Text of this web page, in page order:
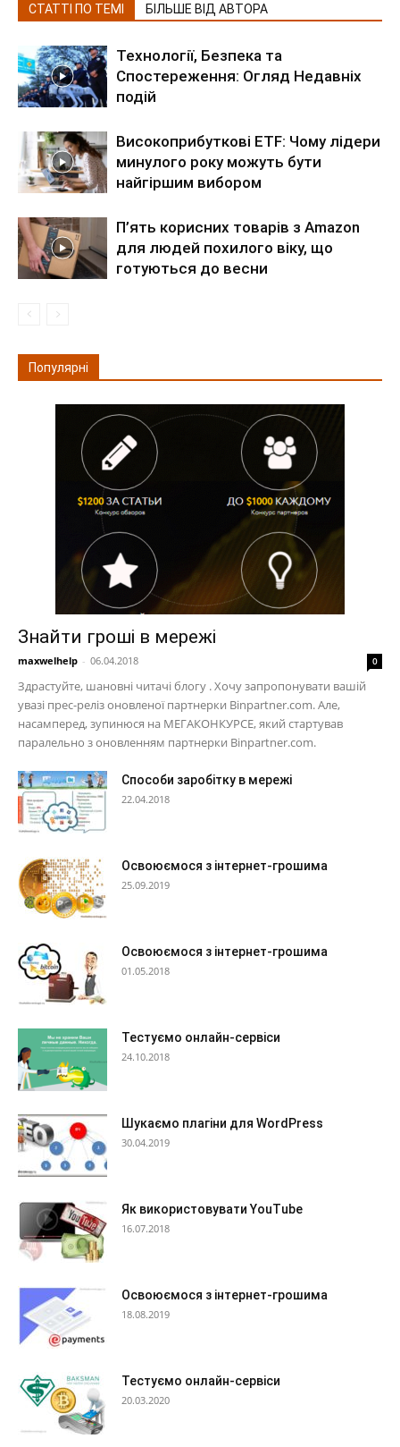
СТАТТІ ПО ТЕМІ БІЛЬШЕ ВІД АВТОРА
Технології, Безпека та
Спостереження: Огляд Недавніх
подій
Високоприбуткові ETF: Чому лідери
минулого року можуть бути
найгіршим вибором
П’ять корисних товарів з Amazon
для людей похилого віку, що
готуються до весни
Популярні
Знайти гроші в мережі
maxwelhelp - 06.04.2018 0
Здрастуйте, шановні читачі блогу . Хочу запропонувати вашій
увазі прес-реліз оновленої партнерки Binpartner.com. Але,
насамперед, зупинюся на МЕГАКОНКУРСЕ, який стартував
паралельно з оновленням партнерки Binpartner.com.
Способи заробітку в мережі
22.04.2018
Освоюємося з інтернет-грошима
25.09.2019
Освоюємося з інтернет-грошима
01.05.2018
Тестуємо онлайн-сервіси
24.10.2018
Шукаємо плагіни для WordPress
30.04.2019
Як використовувати YouTube
16.07.2018
Освоюємося з інтернет-грошима
18.08.2019
Тестуємо онлайн-сервіси
20.03.2020